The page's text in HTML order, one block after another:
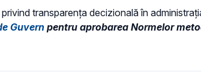
transparenţa decizională în
Guvern pentru aprobarea Normelor